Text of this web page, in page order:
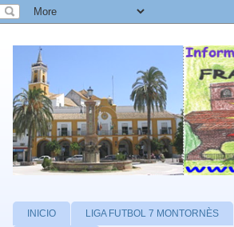
INICIO LIGA FUTBOL 7 MONTORNÈS